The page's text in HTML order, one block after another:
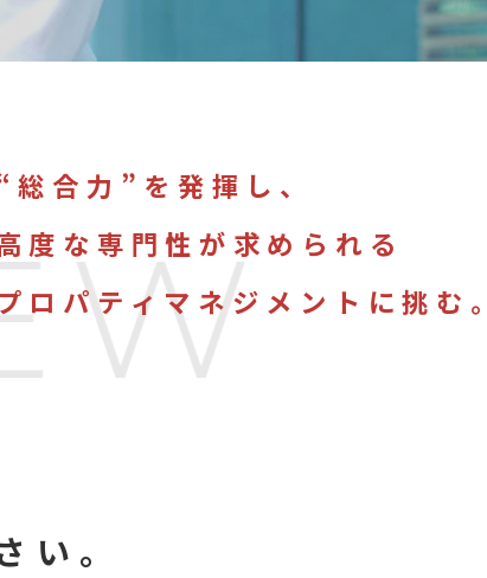
W
総合力”を発揮し、
度な専門性が求められる
ロパティマネジメントに挑む。
い。